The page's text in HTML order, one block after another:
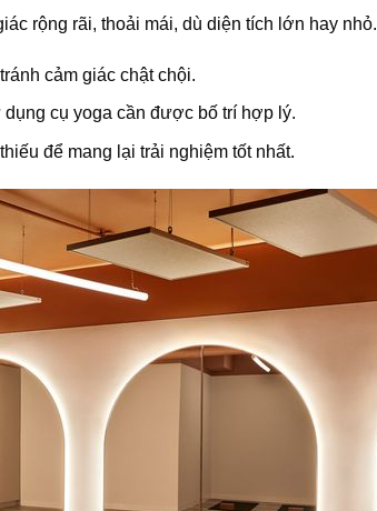
rộng rãi, thoải mái, dù diện tích lớn hay nhỏ.
cảm giác chật chội.
cụ yoga cần được bố trí hợp lý.
để mang lại trải nghiệm tốt nhất.